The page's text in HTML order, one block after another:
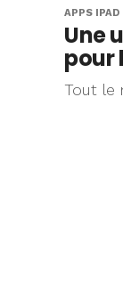
APPS IPAD
Une
pour
Tout le